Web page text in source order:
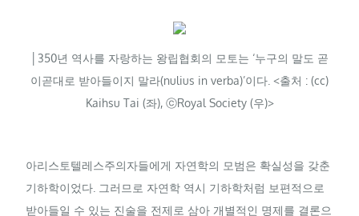
│350년 역사를 자랑하는 왕립협회의 모토는 ‘누구의 말도 곧
이곧대로 받아들이지 말라(nulius in verba)’이다. <출처 : (cc)
Kaihsu Tai (좌), ⓒRoyal Society (우)>
아리스토텔레스주의자들에게 자연학의 모범은 확실성을 갖춘
기하학이었다. 그러므로 자연학 역시 기하학처럼 보편적으로
받아들일 수 있는 진술을 전제로 삼아 개별적인 명제를 결론으